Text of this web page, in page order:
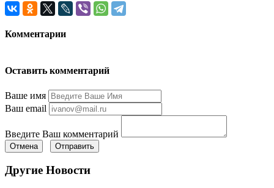
Комментарии
Оставить комментарий
Ваше имя
Ваш email
Введите Ваш комментарий
Отмена Отправить
Другие Новости